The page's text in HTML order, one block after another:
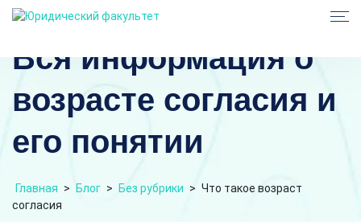
Вся информация о
возрасте согласия и
его понятии
Главная > Блог > Без рубрики > Что такое возраст
согласия